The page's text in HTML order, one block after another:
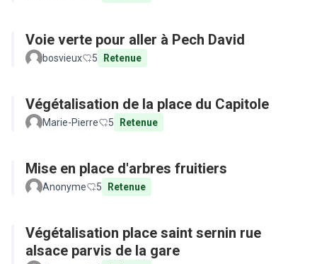
Voie verte pour aller à Pech David
bosvieux 5 Retenue
Végétalisation de la place du Capitole
Marie-Pierre 5 Retenue
Mise en place d'arbres fruitiers
Anonyme 5 Retenue
Végétalisation place saint sernin rue
alsace parvis de la gare